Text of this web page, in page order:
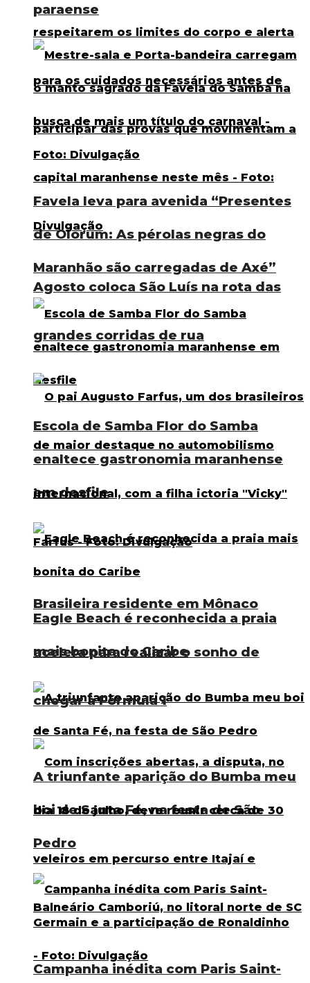
paraense
Favela leva para avenida “Presentes
de Olorum: As pérolas negras do
Maranhão são carregadas de Axé”
Escola de Samba Flor do Samba
enaltece gastronomia maranhense
em desfile
Eagle Beach é reconhecida a praia
mais bonita do Caribe
A triunfante aparição do Bumba meu
boi de Santa Fé, na festa de São
Pedro
Campanha inédita com Paris Saint-
Agosto coloca São Luís na rota das
grandes corridas de rua
Brasileira residente em Mônaco
acelera para realizar o sonho de
chegar à Fórmula 1